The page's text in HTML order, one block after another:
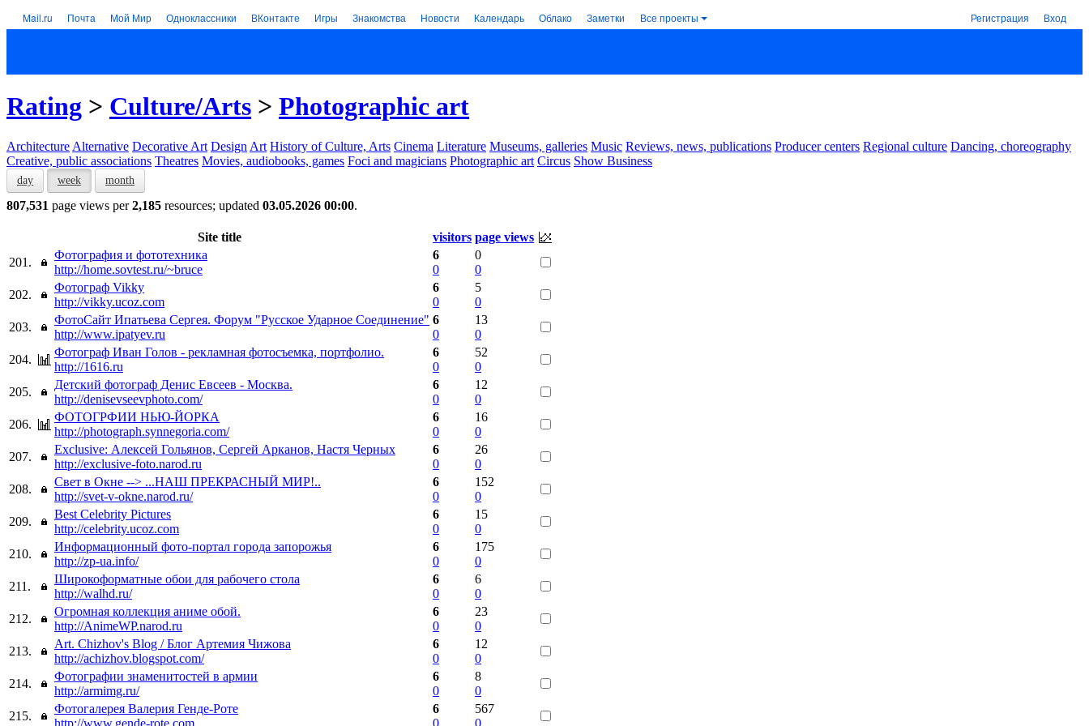
Mail.ru Почта Мой Мир Одноклассники ВКонтакте Игры Знакомства Новости Календарь Облако Заметки Все проекты Регистрация Вход
Rating > Culture/Arts > Photographic art
Architecture Alternative Decorative Art Design Art History of Culture, Arts Cinema Literature Museums, galleries Music Reviews, news, publications Producer centers Regional culture Dancing, choreography
Creative, public associations Theatres Movies, audiobooks, games Foci and magicians Photographic art Circus Show Business
day week month
807,531 page views per2,185 resources; updated 03.05.2026 00:00.
Site title visitors page views
201.
Фотография и фототехника
http://home.sovtest.ru/~bruce
6
0
0
0
202.
Фотограф Vikky
http://vikky.ucoz.com
6
0
5
0
203.
ФотоСайт Ипатьева Сергея. Форум "Русское Ударное Соединение"
http://www.ipatyev.ru
6
0
13
0
204.
Фотограф Иван Голов - рекламная фотосъемка, портфолио.
http://1616.ru
6
0
52
0
205.
Детский фотограф Денис Евсеев - Москва.
http://denisevseevphoto.com/
6
0
12
0
206.
ФОТОГРФИИ НЬЮ-ЙОРКА
http://photograph.synnegoria.com/
6
0
16
0
207.
Exclusive: Алексей Гольянов, Сергей Арканов, Настя Черных
http://exclusive-foto.narod.ru
6
0
26
0
208.
Свет в Окне --> ...НАШ ПРЕКРАСНЫЙ МИР!..
http://svet-v-okne.narod.ru/
6
0
152
0
209.
Best Celebrity Pictures
http://celebrity.ucoz.com
6
0
15
0
210.
Информационный фото-портал города запорожья
http://zp-ua.info/
6
0
175
0
211.
Широкоформатные обои для рабочего стола
http://walhd.ru/
6
0
6
0
212.
Огромная коллекция аниме обой.
http://AnimeWP.narod.ru
6
0
23
0
213.
Art. Chizhov's Blog / Блог Артемия Чижова
http://achizhov.blogspot.com/
6
0
12
0
214.
Фотографии знаменитостей в армии
http://armimg.ru/
6
0
8
0
215.
Фотогалерея Валерия Генде-Роте
http://www.gende-rote.com
6
0
567
0